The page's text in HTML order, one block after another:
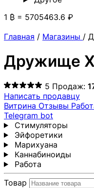
1 ₿ = 5705463.6 ₽
Главная / Магазины /
Дружище
5 Продаж:
Написать продавцу
Витрина Отзывы
Telegram bot
Стимуляторы
Эйфоретики
Марихуана
Каннабиноиды
Работа
Товар